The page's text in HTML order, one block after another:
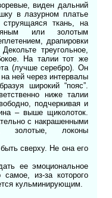
виден дальний
в лазурном платье
ткань, на
или золотым
драпировки
треугольное,
На талии тот же
(лучше серебро). Он
ней через интервалы
широкий “пояс”.
ниже талии
подчеркивая и
– выше щиколоток.
с накрашенными
золотые, локоны
сверху. Не она его
ее эмоциональное
из-за которого
кульминирующим.